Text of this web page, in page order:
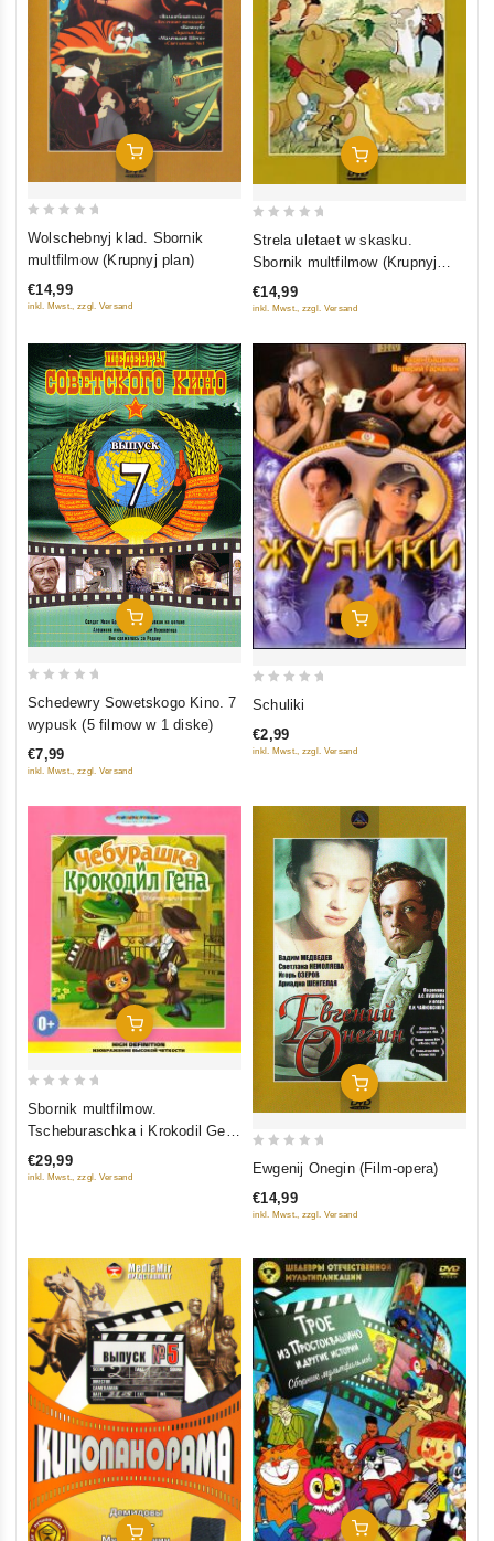
In Den Warenkorb
5
Wolschebnyj klad. Sbornik
multfilmow (Krupnyj plan)
€14,99
inkl. Mwst., zzgl. Versand
In Den Warenkorb
5
Strela uletaet w skasku.
Sbornik multfilmow (Krupnyj
plan)
€14,99
inkl. Mwst., zzgl. Versand
In Den Warenkorb
5
Schedewry Sowetskogo Kino. 7
wypusk (5 filmow w 1 diske)
€7,99
inkl. Mwst., zzgl. Versand
In Den Warenkorb
of
Schuliki
€2,99
inkl. Mwst., zzgl. Versand
In Den Warenkorb
5
Sbornik multfilmow.
Tscheburaschka i Krokodil Gena
(Wysschee katschestwo
isobraschenija i swuka) (Blu-
€29,99
inkl. Mwst., zzgl. Versand
In Den Warenkorb
out
of
Ewgenij Onegin (Film-opera)
€14,99
inkl. Mwst., zzgl. Versand
In Den Warenkorb In Den Warenkorb